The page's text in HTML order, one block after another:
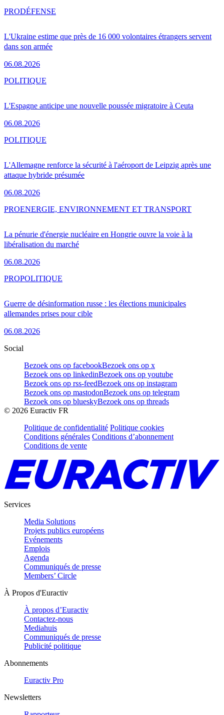
L'Ukraine estime que près de 16 000 volontaires étrangers servent
dans son armée
06.08.2026
PRODÉFENSE
L'Espagne anticipe une nouvelle poussée migratoire à Ceuta
06.08.2026
POLITIQUE
L'Allemagne renforce la sécurité à l'aéroport de Leipzig après une
attaque hybride présumée
06.08.2026
POLITIQUE
La pénurie d'énergie nucléaire en Hongrie ouvre la voie à la
libéralisation du marché
06.08.2026
PROENERGIE, ENVIRONNEMENT ET TRANSPORT
Guerre de désinformation russe : les élections municipales
allemandes prises pour cible
06.08.2026
PROPOLITIQUE
Social
Bezoek ons op facebookBezoek ons op x
Bezoek ons op linkedinBezoek ons op youtube
Bezoek ons op rss-feedBezoek ons op instagram
Bezoek ons op mastodonBezoek ons op telegram
Bezoek ons op blueskyBezoek ons op threads
© 2026 Euractiv FR
Politique de confidentialité Politique cookies
Conditions générales Conditions d’abonnement
Conditions de vente
Services
Media Solutions
Projets publics européens
Evénements
Emplois
Agenda
Communiqués de presse
Members’ Circle
À Propos d'Euractiv
À propos d’Euractiv
Contactez-nous
Mediahuis
Communiqués de presse
Publicité politique
Abonnements
Euractiv Pro
Newsletters